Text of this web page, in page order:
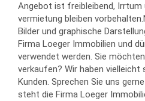
Angebot ist freibleibend,
vermietung bleiben
Bilder und graphische
Firma Loeger Immobilien und
verwendet werden. Sie
verkaufen? Wir haben vielleicht
Kunden. Sprechen Sie uns
steht die Firma Loeger